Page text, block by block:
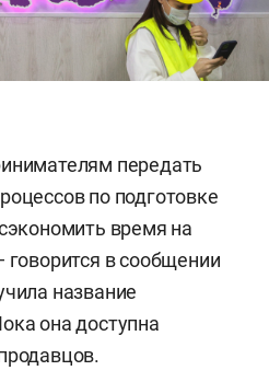
передать
по подготовке
время на
говорится в сообщении
название
она доступна